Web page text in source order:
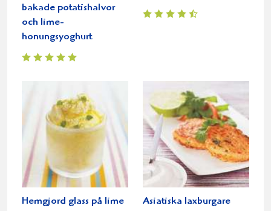
bakade potatishalvor
och lime-
honungsyoghurt
Hemgjord glass på lime
Asiatiska laxburgare